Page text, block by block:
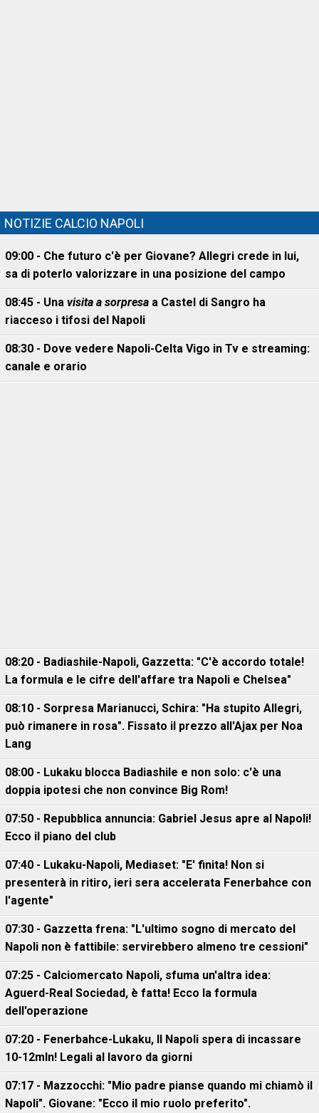
NOTIZIE CALCIO NAPOLI
09:00 - Che futuro c'è per Giovane? Allegri crede in lui,
sa di poterlo valorizzare in una posizione del campo
08:45 - Una visita a sorpresa a Castel di Sangro ha
riacceso i tifosi del Napoli
08:30 - Dove vedere Napoli-Celta Vigo in Tv e streaming:
canale e orario
08:20 - Badiashile-Napoli, Gazzetta: "C'è accordo totale!
La formula e le cifre dell'affare tra Napoli e Chelsea"
08:10 - Sorpresa Marianucci, Schira: "Ha stupito Allegri,
può rimanere in rosa". Fissato il prezzo all'Ajax per Noa
Lang
08:00 - Lukaku blocca Badiashile e non solo: c'è una
doppia ipotesi che non convince Big Rom!
07:50 - Repubblica annuncia: Gabriel Jesus apre al Napoli!
Ecco il piano del club
07:40 - Lukaku-Napoli, Mediaset: "E' finita! Non si
presenterà in ritiro, ieri sera accelerata Fenerbahce con
l'agente"
07:30 - Gazzetta frena: "L'ultimo sogno di mercato del
Napoli non è fattibile: servirebbero almeno tre cessioni"
07:25 - Calciomercato Napoli, sfuma un'altra idea:
Aguerd-Real Sociedad, è fatta! Ecco la formula
dell'operazione
07:20 - Fenerbahce-Lukaku, ll Napoli spera di incassare
10-12mln! Legali al lavoro da giorni
07:17 - Mazzocchi: "Mio padre pianse quando mi chiamò il
Napoli". Giovane: "Ecco il mio ruolo preferito".